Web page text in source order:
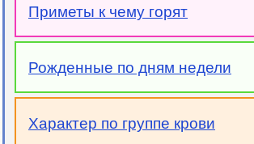
Приметы к чему горят
Рожденные по дням недели
Характер по группе крови